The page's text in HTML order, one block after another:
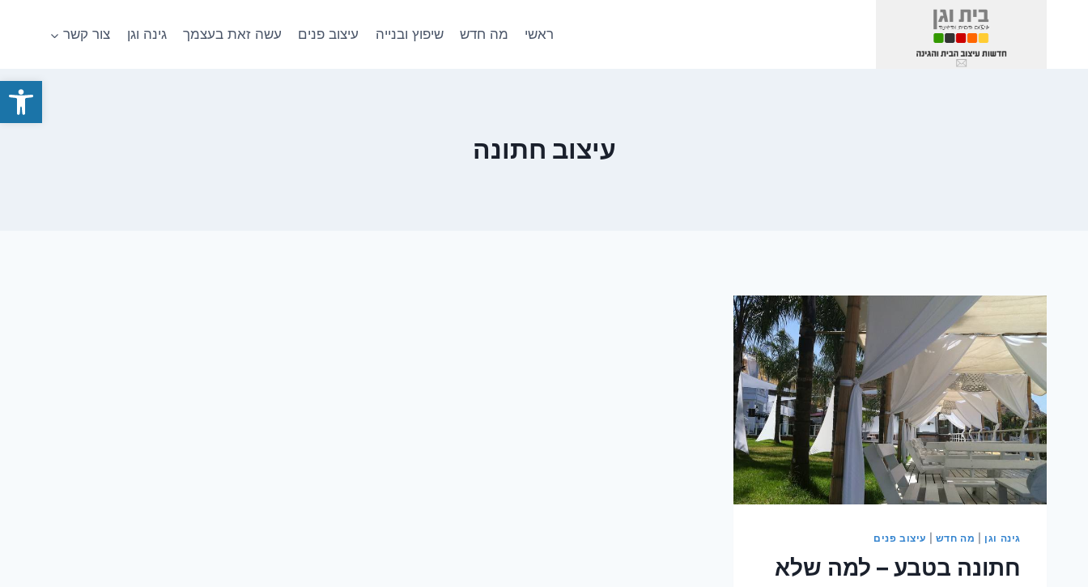
פתח
ראשי מה חדש שיפוץ ובנייה עיצוב פנים עשה זאת בעצמך גינה וגן צור קשר
עיצוב חתונה
גינה וגן מה חדש עיצוב פנים
חתונה בטבע – למה שלא